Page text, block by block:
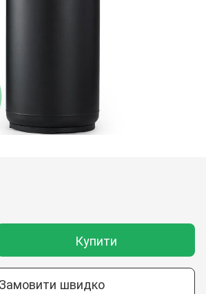
Купити
Замовити швидко